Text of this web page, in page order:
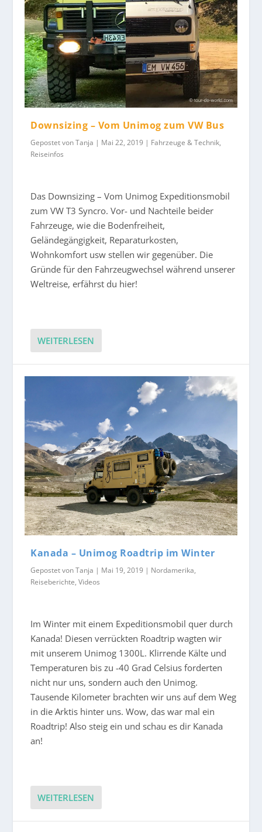
Downsizing – Vom Unimog zum VW Bus
Gepostet vonTanja | Mai 22, 2019 | Fahrzeuge & Technik,
Reiseinfos
Das Downsizing – Vom Unimog Expeditionsmobil
zum VW T3 Syncro. Vor- und Nachteile beider
Fahrzeuge, wie die Bodenfreiheit,
Geländegängigkeit, Reparaturkosten,
Wohnkomfort usw stellen wir gegenüber. Die
Gründe für den Fahrzeugwechsel während unserer
Weltreise, erfährst du hier!
WEITERLESEN
Kanada – Unimog Roadtrip im Winter
Gepostet vonTanja | Mai 19, 2019 | Nordamerika,
Reiseberichte,Videos
Im Winter mit einem Expeditionsmobil quer durch
Kanada! Diesen verrückten Roadtrip wagten wir
mit unserem Unimog 1300L. Klirrende Kälte und
Temperaturen bis zu -40 Grad Celsius forderten
nicht nur uns, sondern auch den Unimog.
Tausende Kilometer brachten wir uns auf dem Weg
in die Arktis hinter uns. Wow, das war mal ein
Roadtrip! Also steig ein und schau es dir Kanada
an!
WEITERLESEN